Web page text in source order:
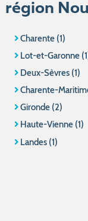
région
Charente (1)
Lot-et-Garonne
Deux-Sèvres (1)
Charente-
Gironde (2)
Haute-Vienne (1)
Landes (1)